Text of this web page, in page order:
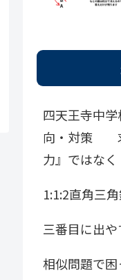
四天王寺中
向・対策
力』ではなく
1:1:2直角三
三番目に出
相似問題で